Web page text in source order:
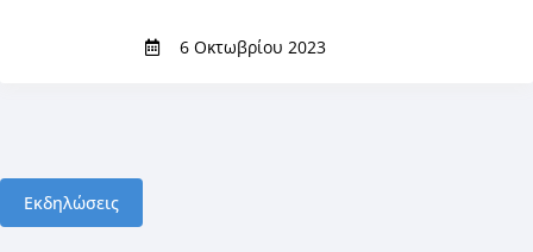
6 Οκτωβρίου 2023
Εκδηλώσεις